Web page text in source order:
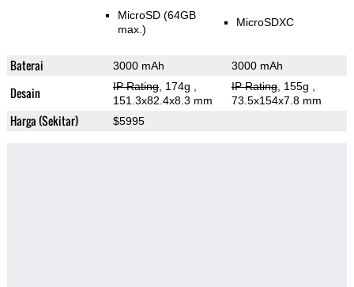
MicroSD (64GB
max.)
MicroSDXC
Baterai 3000 mAh 3000 mAh
Desain IP Rating, 174g
151.3x82.4x8.3 mm
IP Rating, 155g
73.5x154x7.8 mm
Harga (Sekitar) $5995